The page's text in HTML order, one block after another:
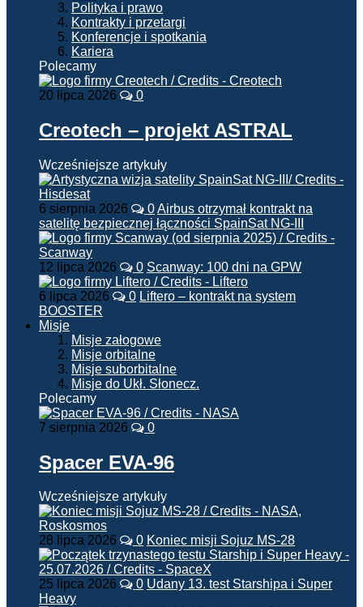
Polityka i prawo
Kontrakty i przetargi
Konferencje i spotkania
Kariera
Polecamy
20 lipca 2026 0
Creotech – projekt ASTRAL
Wcześniejsze artykuły
6 sierpnia 2026 0Airbus otrzymał kontrakt na
satelitę bezpiecznej łączności SpainSat NG-III
12 lipca 2026 0 Scanway: 100 dni na GPW
6 lipca 2026 0 Liftero – kontrakt na system
BOOSTER
Misje
Misje załogowe
Misje orbitalne
Misje suborbitalne
Misje do Ukł. Słonecz.
Polecamy
7 sierpnia 2026 0
Spacer EVA-96
Wcześniejsze artykuły
28 lipca 2026 0 Koniec misji Sojuz MS-28
25 lipca 2026 0 Udany 13. test Starshipa i Super
Heavy